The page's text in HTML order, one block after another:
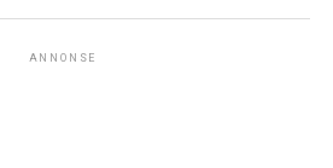
ANNONSE